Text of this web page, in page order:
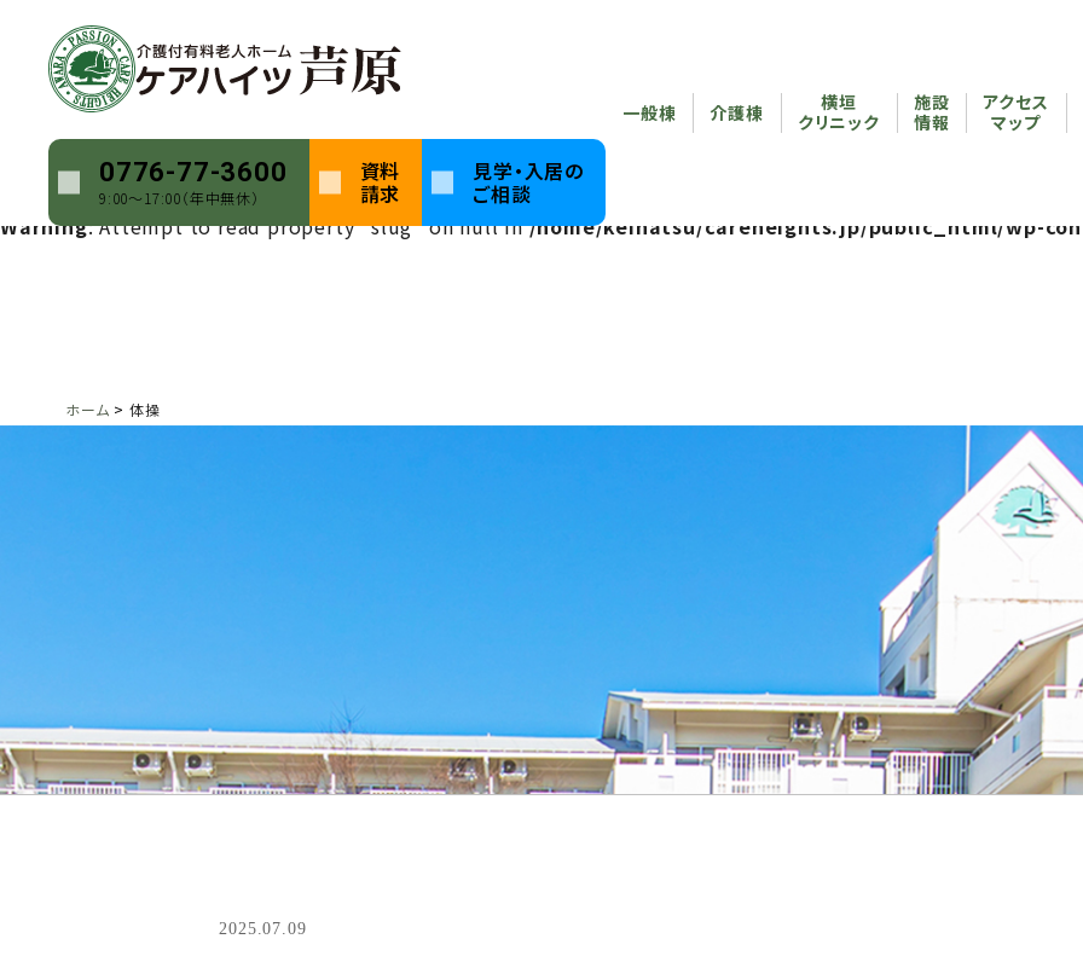
0776-77-3600
9:00〜17:00（年中無休）
資料
請求
見学・入居の
ご相談
一般棟 介護棟
横垣
クリニック
施設
情報
アクセス
マップ
Warning: Undefined array key 0 in/home/keihatsu/careheights.jp/public_html/wp-content/themes/
Warning: Attempt to read property "name" on null in /home/keihatsu/careheights.jp/public_html/wp-
Warning : Undefined array key 0 in /home/keihatsu/careheights.jp/public_html/wp-content/themes/
Warning: Attempt to read property "slug" on null in/home/keihatsu/careheights.jp/public_html/wp-
ホーム 体操
2025.07.09